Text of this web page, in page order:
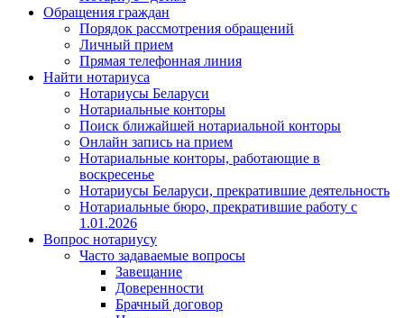
Обращения граждан
Порядок рассмотрения обращений
Личный прием
Прямая телефонная линия
Найти нотариуса
Нотариусы Беларуси
Нотариальные конторы
Поиск ближайшей нотариальной конторы
Онлайн запись на прием
Нотариальные конторы, работающие в
воскресенье
Нотариусы Беларуси, прекратившие деятельность
Нотариальные бюро, прекратившие работу с
1.01.2026
Вопрос нотариусу
Часто задаваемые вопросы
Завещание
Доверенности
Брачный договор